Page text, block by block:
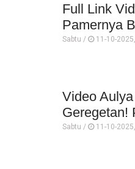
Full Link
Pamernya
Sabtu / 11-10-
Video
Geregetan!
Sabtu / 11-10-